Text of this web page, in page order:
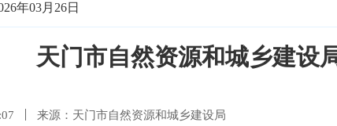
年03月26日
天门市自然资源和城乡建设
来源：天门市自然资源和城乡建设局